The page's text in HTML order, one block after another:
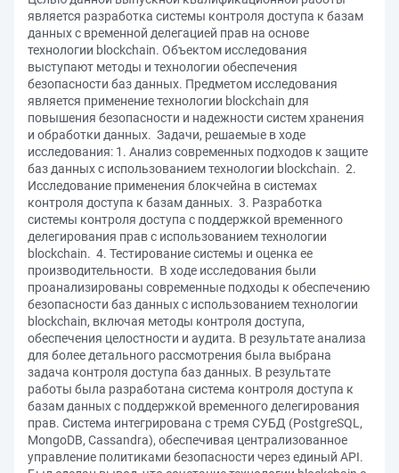
является разработка системы контроля доступа к базам
данных с временной делегацией прав на основе
технологии blockchain. Объектом исследования
выступают методы и технологии обеспечения
безопасности баз данных. Предметом исследования
является применение технологии blockchain для
повышения безопасности и надежности систем хранения
и обработки данных. Задачи, решаемые в ходе
исследования: 1. Анализ современных подходов к защите
баз данных с использованием технологии blockchain. 2.
Исследование применения блокчейна в системах
контроля доступа к базам данных. 3. Разработка
системы контроля доступа с поддержкой временного
делегирования прав с использованием технологии
blockchain. 4. Тестирование системы и оценка ее
производительности. В ходе исследования были
проанализированы современные подходы к обеспечению
безопасности баз данных с использованием технологии
blockchain, включая методы контроля доступа,
обеспечения целостности и аудита. В результате анализа
для более детального рассмотрения была выбрана
задача контроля доступа баз данных. В результате
работы была разработана система контроля доступа к
базам данных с поддержкой временного делегирования
прав. Система интегрирована с тремя СУБД (PostgreSQL,
MongoDB, Cassandra), обеспечивая централизованное
управление политиками безопасности через единый API.